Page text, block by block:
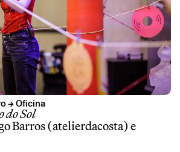
→ Oficina
do Sol
Barros (atelierdacosta) e